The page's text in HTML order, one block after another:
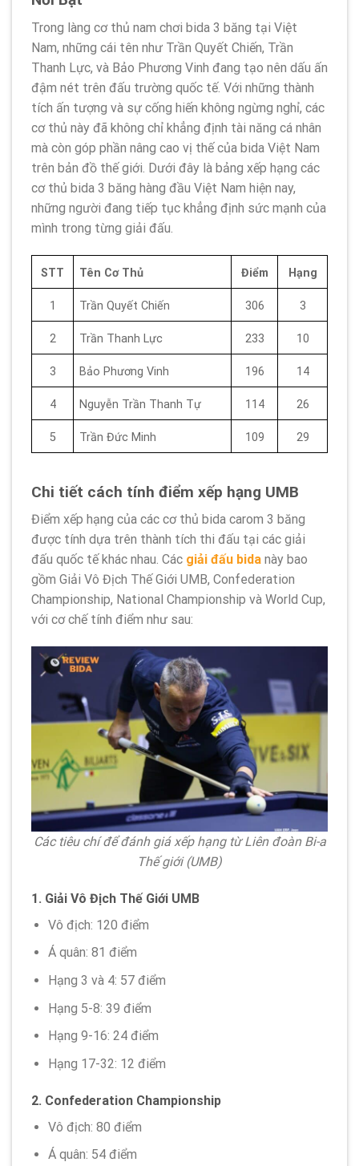
Trong làng cơ thủ nam chơi bida 3 băng tại Việt
Nam, những cái tên như Trần Quyết Chiến, Trần
Thanh Lực, và Bảo Phương Vinh đang tạo nên dấu ấn
đậm nét trên đấu trường quốc tế. Với những thành
tích ấn tượng và sự cống hiến không ngừng nghỉ, các
cơ thủ này đã không chỉ khẳng định tài năng cá nhân
mà còn góp phần nâng cao vị thế của bida Việt Nam
trên bản đồ thế giới. Dưới đây là bảng xếp hạng các
cơ thủ bida 3 băng hàng đầu Việt Nam hiện nay,
những người đang tiếp tục khẳng định sức mạnh của
mình trong từng giải đấu.
STT Tên Cơ Thủ Điểm Hạng
1 Trần Quyết Chiến 306 3
2 Trần Thanh Lực 233 10
3 Bảo Phương Vinh 196 14
4 Nguyễn Trần Thanh Tự 114 26
5 Trần Đức Minh 109 29
Chi tiết cách tính điểm xếp hạng UMB
Điểm xếp hạng của các cơ thủ bida carom 3 băng
được tính dựa trên thành tích thi đấu tại các giải
đấu quốc tế khác nhau. Các giải đấu bida này bao
gồm Giải Vô Địch Thế Giới UMB, Confederation
Championship, National Championship và World Cup,
với cơ chế tính điểm như sau:
Các tiêu chí để đánh giá xếp hạng từ Liên đoàn Bi-a
Thế giới (UMB)
1. Giải Vô Địch Thế Giới UMB
Vô địch: 120 điểm
Á quân: 81 điểm
Hạng 3 và 4: 57 điểm
Hạng 5-8: 39 điểm
Hạng 9-16: 24 điểm
Hạng 17-32: 12 điểm
2. Confederation Championship
Vô địch: 80 điểm
Á quân: 54 điểm